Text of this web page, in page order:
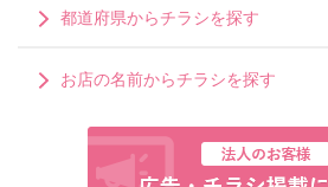
都道府県からチラシを探す
お店の名前からチラシを探す